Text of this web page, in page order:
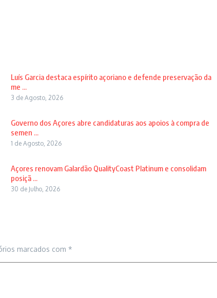
Luís Garcia destaca espírito açoriano e defende preservação da
me ...
3 de Agosto, 2026
Governo dos Açores abre candidaturas aos apoios à compra de
semen ...
1 de Agosto, 2026
Açores renovam Galardão QualityCoast Platinum e consolidam
posiçã ...
30 de Julho, 2026
marcados com *